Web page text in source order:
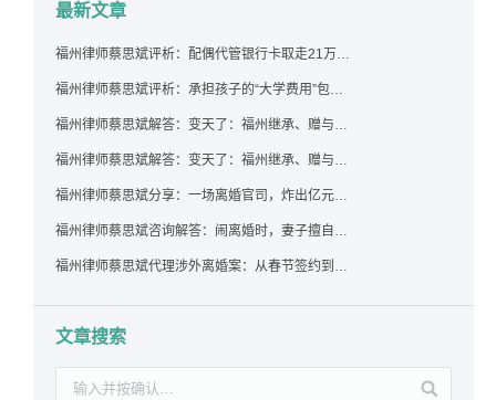
最新文章
福州律师蔡思斌评析：配偶代管银行卡取走21万，离婚后这笔钱还要得回来吗？
福州律师蔡思斌评析：承担孩子的“大学费用”包括高额留学费用吗？
福州律师蔡思斌解答：变天了：福州继承、赠与房产转让要收20%个税？福州国税官方回复来了！
福州律师蔡思斌解答：变天了：福州继承、赠与房产转让要收20%个税？福州国税官方回答来了！
福州律师蔡思斌分享：一场离婚官司，炸出亿元“糊涂账”：本想分割家产，结果“自爆”了家底
福州律师蔡思斌咨询解答：闹离婚时，妻子擅自带走孩子并阻止其上学，违法吗？该如何维权？
福州律师蔡思斌代理涉外离婚案：从春节签约到五月结案，全流程高效推进
文章搜索